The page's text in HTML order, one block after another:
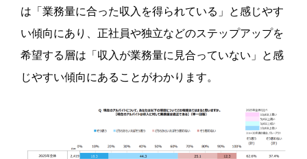
は「業務量に合った収入を得られている」と感じやす
い傾向にあり、正社員や独立などのステップアップを
希望する層は「収入が業務量に見合っていない」と感
じやすい傾向にあることがわかります。